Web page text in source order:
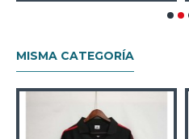
MISMA CATEGORÍA